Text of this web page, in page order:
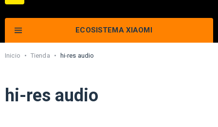
ECOSISTEMA XIAOMI
Inicio • Tienda • hi-res audio
hi-res audio